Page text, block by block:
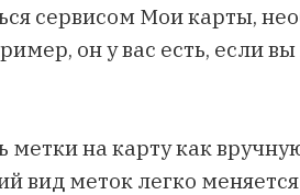
сервисом Мои карты,
он у вас есть, если вы
метки на карту как
вид меток легко